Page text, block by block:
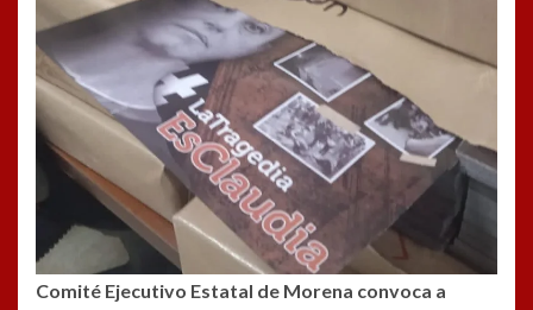
Comité Ejecutivo Estatal de Morena convoca a